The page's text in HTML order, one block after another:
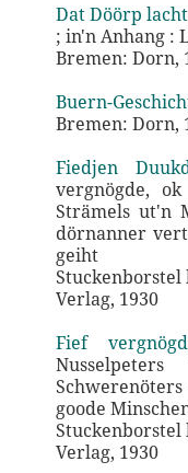
Dat Döörp lacht
; in'n Anhang :
Bremen: Dorn,
Buern-
Bremen: Dorn,
Fiedjen
vergnögde,
Strämels ut'n
dörnanner
geiht
Verlag, 1930
Fief
goode
Verlag, 1930